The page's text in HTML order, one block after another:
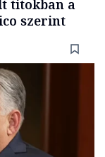
titokban a
szerint